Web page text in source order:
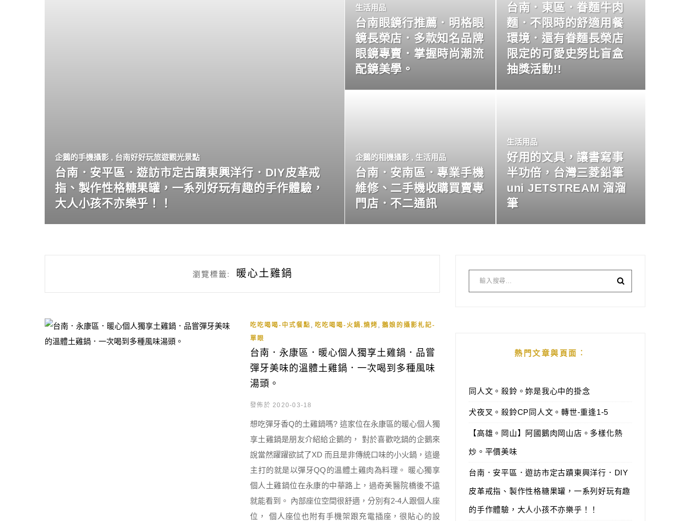
企鵝的手機攝影 , 台南好好玩旅遊觀光景點
台南．安平區．遊訪市定古蹟東興洋行．DIY皮革戒
指、製作性格糖果罐，一系列好玩有趣的手作體驗，
大人小孩不亦樂乎！！
生活用品
台南眼鏡行推薦．明格眼
鏡長榮店．多款知名品牌
眼鏡專賣．掌握時尚潮流
配鏡美學。
台南．東區．眷麵牛肉
麵．不限時的舒適用餐
環境．還有眷麵長榮店
限定的可愛史努比盲盒
抽獎活動!!
企鵝的相機攝影 , 生活用品
台南．安南區．專業手機
維修、二手機收購買賣專
門店．不二通訊
生活用品
好用的文具，讓書寫事
半功倍，台灣三菱鉛筆
uni JETSTREAM 溜溜
筆
瀏覽標籤: 暖心土雞鍋
吃吃喝喝-中式餐點 吃吃喝喝-火鍋.燒烤
鵝娘的攝影札記-
單眼
台南．永康區．暖心個人獨享土雞鍋．品嘗
彈牙美味的溫體土雞鍋．一次喝到多種風味
湯頭。
發佈於 2020-03-18
想吃彈牙香Q的土雞鍋嗎? 這家位在永康區的暖心個人獨
享土雞鍋是朋友介紹給企鵝的， 對於喜歡吃鍋的企鵝來
說當然躍躍欲試了XD 而且是非傳統口味的小火鍋，這邊
主打的就是以彈牙QQ的溫體土雞肉為料理。 暖心獨享
個人土雞鍋位在永康的中華路上，過奇美醫院橋後不遠
就能看到。 內部座位空間很舒適，分別有2-4人跟個人座
位， 個人座位也附有手機架跟充電插座，很貼心的設
熱門文章與頁面︰
同人文。殺鈴。妳是我心中的掛念
犬夜叉。殺鈴CP同人文。轉世-重逢1-5
【高雄。岡山】阿國鵝肉岡山店。多樣化熱
炒。平價美味
台南．安平區．遊訪市定古蹟東興洋行．DIY
皮革戒指、製作性格糖果罐，一系列好玩有趣
的手作體驗，大人小孩不亦樂乎！！